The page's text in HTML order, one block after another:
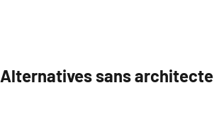
Alternatives sans architecte